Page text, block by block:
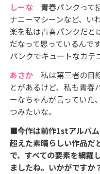
しーな 青春パンクって
ナニーマシーンなど、い
楽を私は青春パンクだと
だなって思っているんで
パンクでキュートなカテ
あさか 私は第三者の目
とがあるけど、私も青春
ーなちゃんが言っていた
つみたいな。
■今作は前作1stアルバム
超えた素晴らしい作品だ
で、すべての要素を網羅
ましたね。いかがですか